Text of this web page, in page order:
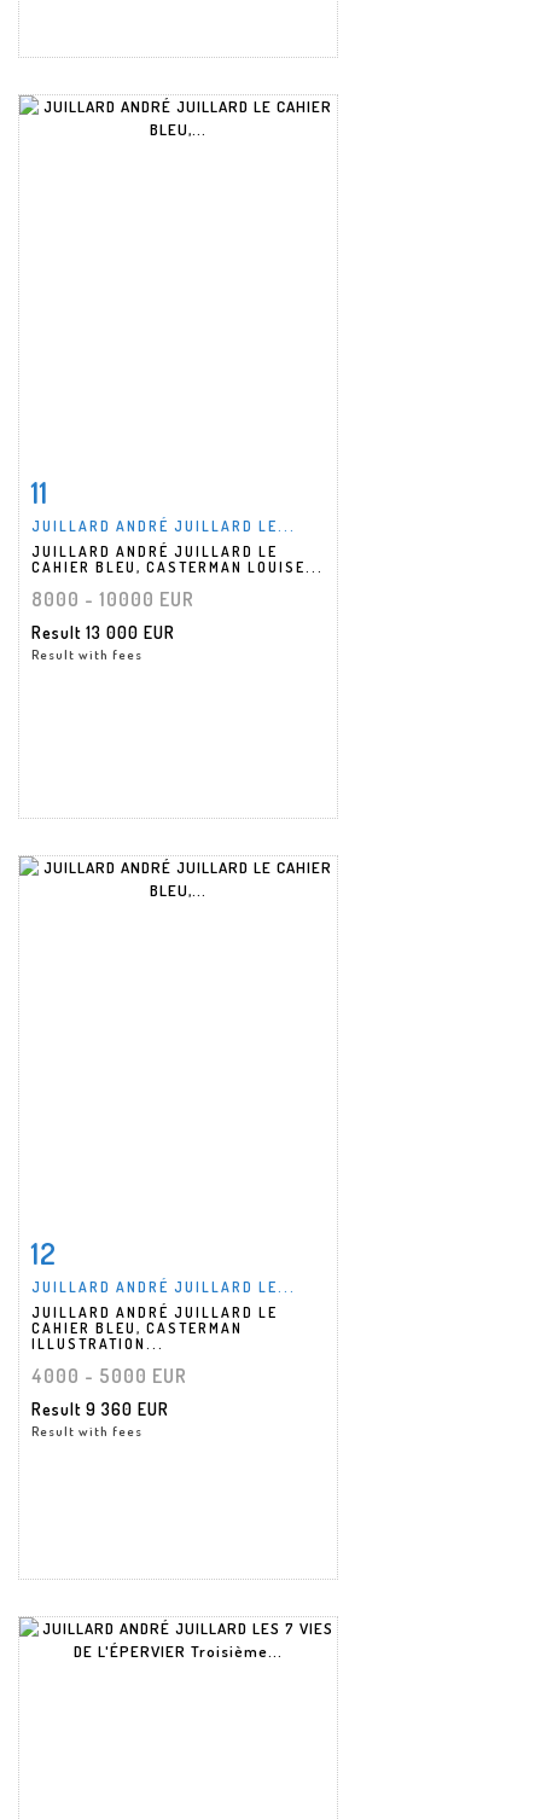
11
JUILLARD ANDRÉ JUILLARD LE...
JUILLARD ANDRÉ JUILLARD LE
CAHIER BLEU, CASTERMAN LOUISE...
8000 - 10000 EUR
Result 13 000 EUR
Result with fees
12
JUILLARD ANDRÉ JUILLARD LE...
JUILLARD ANDRÉ JUILLARD LE
CAHIER BLEU, CASTERMAN
ILLUSTRATION...
4000 - 5000 EUR
Result 9 360 EUR
Result with fees